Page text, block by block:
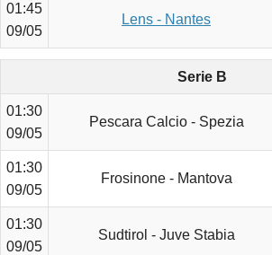
01:45
09/05
Lens - Nantes
Serie B
01:30
09/05
Pescara Calcio - Spezia
01:30
09/05
Frosinone - Mantova
01:30
09/05
Sudtirol - Juve Stabia